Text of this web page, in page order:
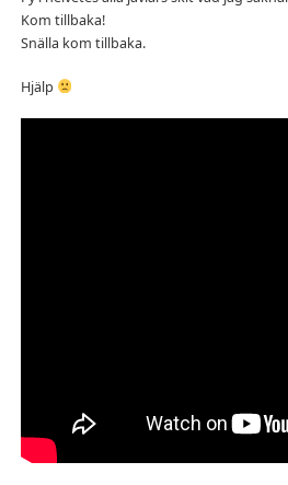
Kom tillbaka!
Snälla kom tillbaka.
Hjälp